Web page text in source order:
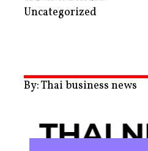
Uncategorized
By: Thai business news